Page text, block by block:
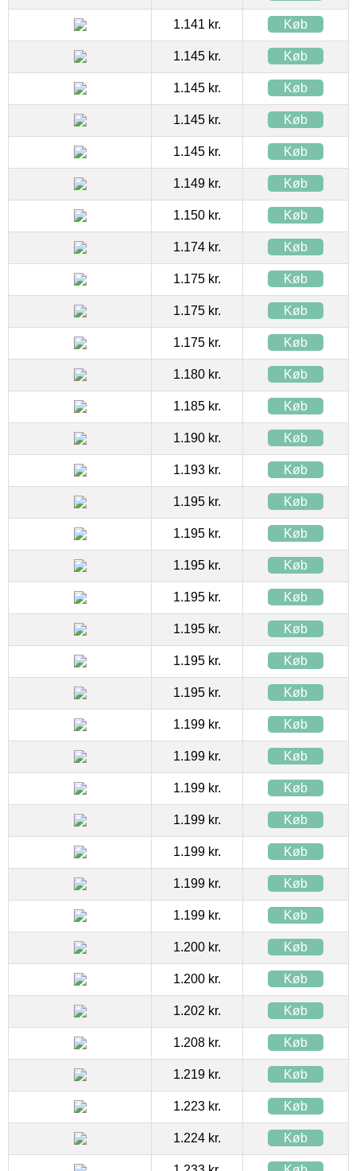
1.141 kr. Køb
1.145 kr. Køb
1.145 kr. Køb
1.145 kr. Køb
1.145 kr. Køb
1.149 kr. Køb
1.150 kr. Køb
1.174 kr. Køb
1.175 kr. Køb
1.175 kr. Køb
1.175 kr. Køb
1.180 kr. Køb
1.185 kr. Køb
1.190 kr. Køb
1.193 kr. Køb
1.195 kr. Køb
1.195 kr. Køb
1.195 kr. Køb
1.195 kr. Køb
1.195 kr. Køb
1.195 kr. Køb
1.195 kr. Køb
1.199 kr. Køb
1.199 kr. Køb
1.199 kr. Køb
1.199 kr. Køb
1.199 kr. Køb
1.199 kr. Køb
1.199 kr. Køb
1.200 kr. Køb
1.200 kr. Køb
1.202 kr. Køb
1.208 kr. Køb
1.219 kr. Køb
1.223 kr. Køb
1.224 kr. Køb